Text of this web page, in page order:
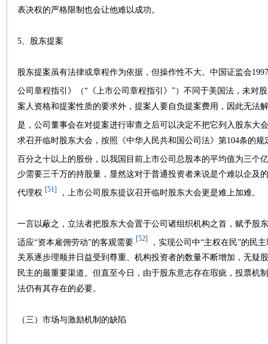
表决权的严格限制也会让他难以成功。
5、股东提案
股东提案虽有法律或章程作为依据，但操作性不大。中国证监会
公司章程指引》（“《上市公司章程指引》”）不同于美国法，未对
案人资格和提案性质的要求外，提案人要自负提案费用，因此无法
是，公司董事会在对提案进行审查之后可以决定不把它列入股东大
求召开临时股东大会，按照《中华人民共和国公司法》第104条的
百分之十以上的股份，以我国目前上市公司总股本的平均值为三个
少需要三千万的持股量，显然这对于普通投资者来说是个难以企及
代理权 [51] ，上市公司股东提议召开临时股东大会更是难上加难。
一言以蔽之，立法者把股东大会置于公司诸组织机构之首，赋予股
适应“资本雇佣劳动”的客观需要 [52]
，实现公司中“主权在民”的民
关系逐步理顺并日益受到尊重、机构投资者的数量不断增加，无疑
民主的最重要渠道。但直至今日，由于股东意志存在瑕疵，投票机
法仍有其存在的必要。
（三）市场与激励机制的缺陷